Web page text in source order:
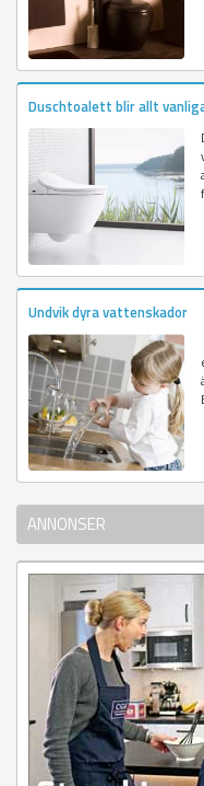
Duschtoalett blir allt
Undvik dyra vattenskador
ANNONSER